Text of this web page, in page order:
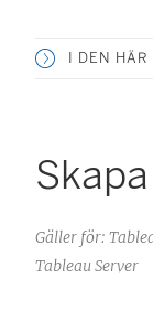
I DEN
Gäller för:
Tableau Server